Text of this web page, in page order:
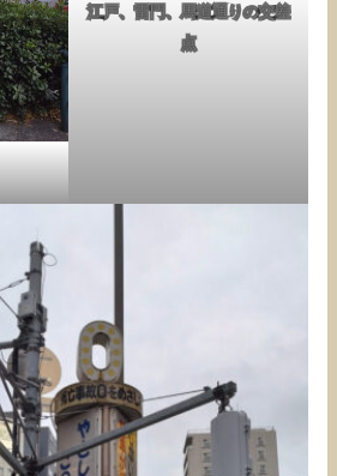
江戸、雷門、馬道通りの交差
点